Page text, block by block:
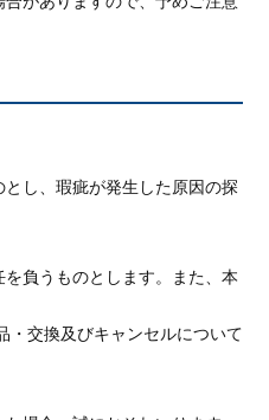
し、瑕疵が発生した原因の探
負うものとします。また、本
交換及びキャンセルについて